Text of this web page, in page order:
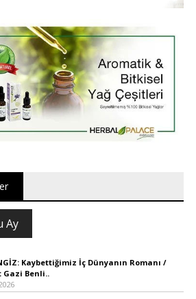
Ay
Kaybettiğimiz İç Dünyanın Romanı /
Gazi Benli..